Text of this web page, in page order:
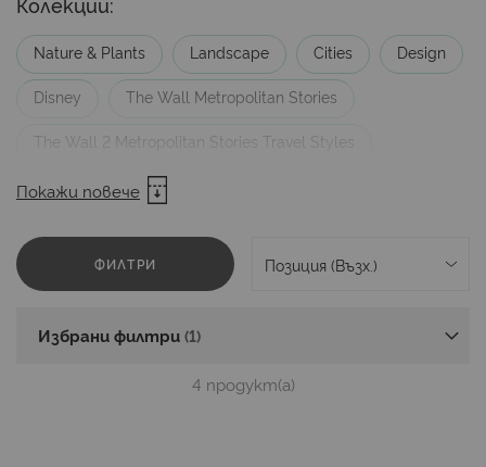
Nature & Plants Landscape Cities Design
Disney Тhe Wall Metropolitan Stories
The Wall 2 Metropolitan Stories Travel Styles
The Wall 3 Art Edition Stories of Life
Metropolitan Stories Hot Spots
Покажи повече
ФИЛТРИ
Избрани филтри
4 продукт(а)